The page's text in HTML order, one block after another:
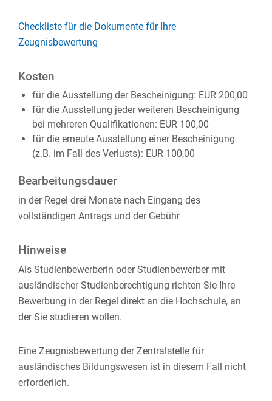
Checkliste für die Dokumente für Ihre
Zeugnisbewertung
Kosten
für die Ausstellung der Bescheinigung: EUR 200,00
für die Ausstellung jeder weiteren Bescheinigung
bei mehreren Qualifikationen: EUR 100,00
für die erneute Ausstellung einer Bescheinigung
(z.B. im Fall des Verlusts): EUR 100,00
Bearbeitungsdauer
in der Regel drei Monate nach Eingang des
vollständigen Antrags und der Gebühr
Hinweise
Als Studienbewerberin oder Studienbewerber mit
ausländischer Studienberechtigung richten Sie Ihre
Bewerbung in der Regel direkt an die Hochschule, an
der Sie studieren wollen.
Eine Zeugnisbewertung der Zentralstelle für
ausländisches Bildungswesen ist in diesem Fall nicht
erforderlich.